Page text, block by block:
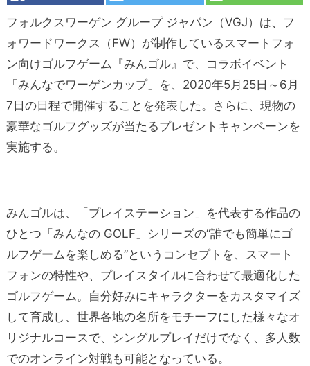
フォルクスワーゲン グループ ジャパン（VGJ）は、フ
ォワードワークス（FW）が制作しているスマートフォ
ン向けゴルフゲーム『みんゴル』で、コラボイベント
「みんなでワーゲンカップ」を、2020年5月25日～6月
7日の日程で開催することを発表した。さらに、現物の
豪華なゴルフグッズが当たるプレゼントキャンペーンを
実施する。
みんゴルは、「プレイステーション」を代表する作品の
ひとつ「みんなの GOLF」シリーズの“誰でも簡単にゴ
ルフゲームを楽しめる”というコンセプトを、スマート
フォンの特性や、プレイスタイルに合わせて最適化した
ゴルフゲーム。自分好みにキャラクターをカスタマイズ
して育成し、世界各地の名所をモチーフにした様々なオ
リジナルコースで、シングルプレイだけでなく、多人数
でのオンライン対戦も可能となっている。